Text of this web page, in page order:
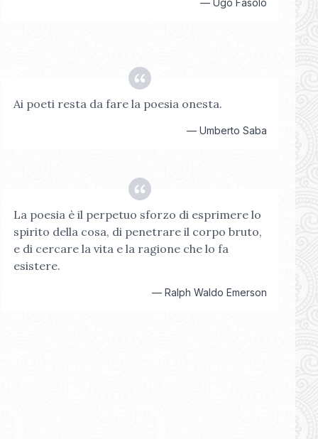
— Ugo Fasolo
Ai poeti resta da fare la poesia onesta.
— Umberto Saba
La poesia è il perpetuo sforzo di esprimere lo
spirito della cosa, di penetrare il corpo bruto,
e di cercare la vita e la ragione che lo fa
esistere.
— Ralph Waldo Emerson